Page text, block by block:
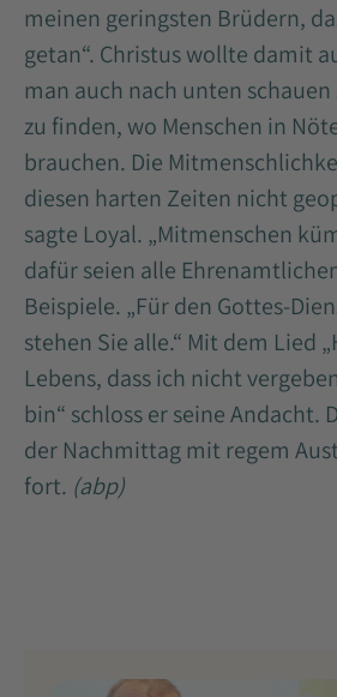
meinen geringsten Brüdern,
getan“. Christus wollte damit
man auch nach unten
zu finden, wo Menschen in
brauchen. Die
diesen harten Zeiten nicht
sagte Loyal. „Mitmenschen
dafür seien alle
Beispiele. „Für den Gottes-
stehen Sie alle.“ Mit dem Lied
Lebens, dass ich nicht
bin“ schloss er seine Andacht.
der Nachmittag mit regem
fort. (abp)